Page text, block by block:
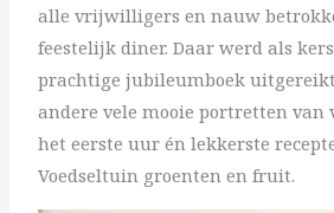
alle vrijwilligers en nauw
feestelijk diner. Daar werd als
prachtige jubileumboek
andere vele mooie portretten
het eerste uur én lekkerste
Voedseltuin groenten en fruit.